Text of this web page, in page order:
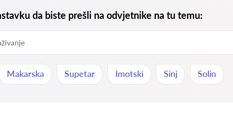
da biste prešli na odvjetnike na tu temu:
Makarska Supetar Imotski Sinj Solin